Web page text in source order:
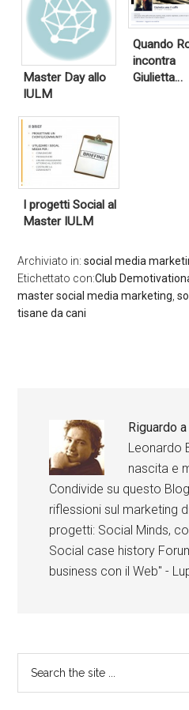
Master Day allo
IULM
Quando
incontra
Giulietta…
I progetti Social al
Master IULM
Archiviato in:social media
Etichettato con:Club
master social media marketing,
tisane da cani
Riguardo a
Leonardo
nascita e
Condivide su questo
riflessioni sul marketing
progetti: Social Minds,
Social case history
business con il Web" -